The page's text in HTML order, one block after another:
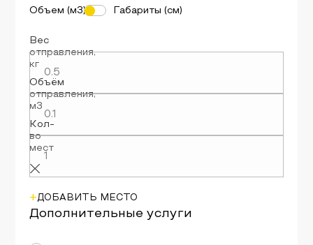
Объем (м3) Габариты (см)
Вес
отправления,
кг
Объём
отправления,
м3
Кол-
во
мест
+ДОБАВИТЬ МЕСТО
Дополнительные услуги